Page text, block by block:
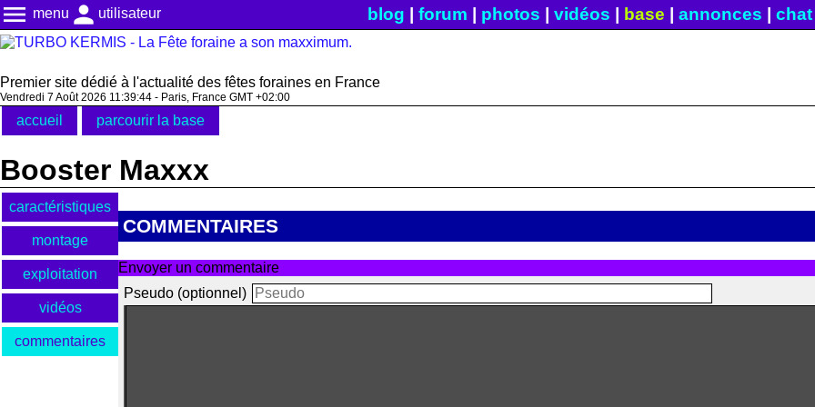
menu menu person utilisateur blog forum photos vidéos base annonces chat|
Premier site dédié à l'actualité des fêtes foraines en France
Vendredi 7 Août 2026 11:39:44 - Paris, France GMT +02:00
accueil parcourir la base
Booster Maxxx
caractéristiques
montage
exploitation
vidéos
commentaires
COMMENTAIRES
Envoyer un commentaire
Pseudo (optionnel)